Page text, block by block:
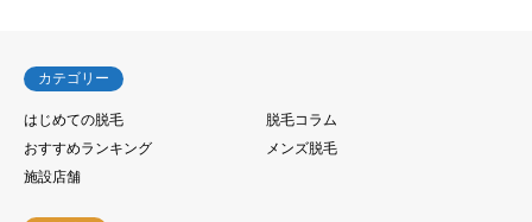
カテゴリー
はじめての脱毛
脱毛コラム
おすすめランキング
メンズ脱毛
施設店舗